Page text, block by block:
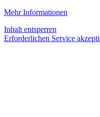
Mehr Informationen
Inhalt entsperren
Erforderlichen Service